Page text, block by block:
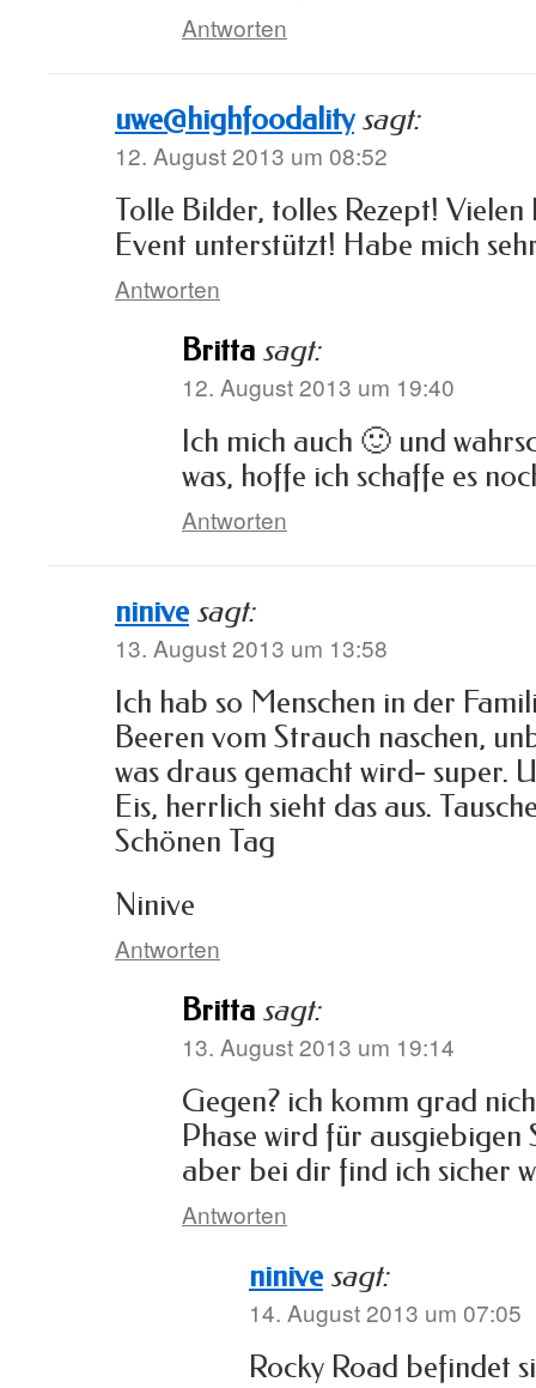
Antworten
uwe@highfoodality sagt:
12. August 2013 um 08:52
Tolle Bilder, tolles Rezept! Vielen
Event unterstützt! Habe mich
Antworten
Britta sagt:
12. August 2013 um 19:40
Ich mich auch 🙂 und
was, hoffe ich schaffe es
Antworten
ninive sagt:
13. August 2013 um 13:58
Ich hab so Menschen in der
Beeren vom Strauch naschen,
was draus gemacht wird- super.
Eis, herrlich sieht das aus.
Schönen Tag
Ninive
Antworten
Britta sagt:
13. August 2013 um 19:14
Gegen? ich komm grad
Phase wird für ausgiebigen
aber bei dir find ich sicher
Antworten
ninive sagt:
14. August 2013 um 07:05
Rocky Road befindet